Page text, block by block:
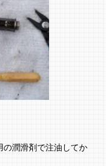
の潤滑剤で注油してか